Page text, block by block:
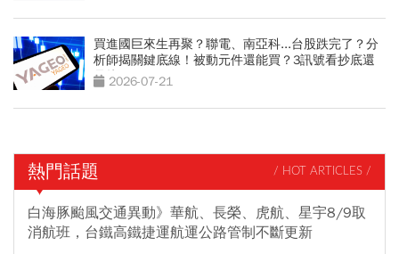
買進國巨來生再聚？聯電、南亞科...台股跌完了？分
析師揭關鍵底線！被動元件還能買？3訊號看抄底還
是接刀
2026-07-21
熱門話題 / HOT ARTICLES /
白海豚颱風交通異動》華航、長榮、虎航、星宇8/9取
消航班，台鐵高鐵捷運航運公路管制不斷更新